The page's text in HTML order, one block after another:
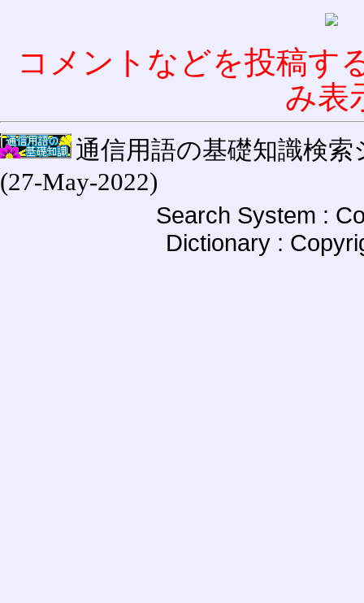
コメントなどを投稿す
み表
通信用語の基礎知識検索
(27-May-2022)
Search System :
Dictionary :